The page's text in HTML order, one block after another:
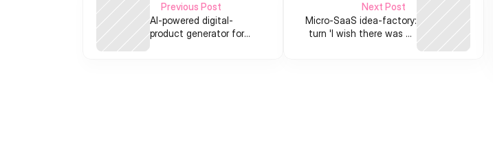
Previous Post
AI-powered digital-
product generator for
Next Post
Micro‑SaaS idea-factory:
turn 'I wish there was an